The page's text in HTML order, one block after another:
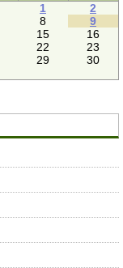
1
2
8
9
15
16
22
23
29
30